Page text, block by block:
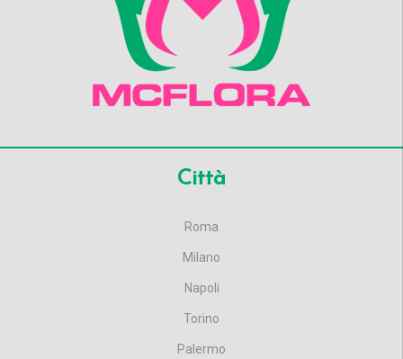
Città
Roma
Milano
Napoli
Torino
Palermo